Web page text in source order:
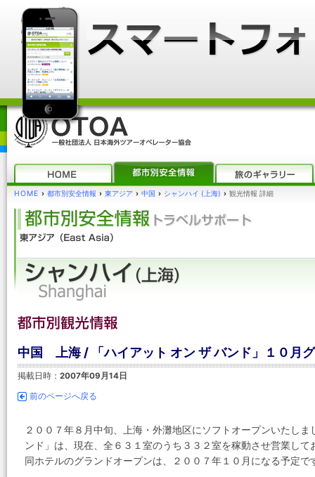
HOME › 都市別安全情報 › 東アジア › 中国 › シャンハイ (上海) › 観光情報 詳細
中国 上海 / 「ハイアット オン ザ バンド」１０月
掲載日時： 2007年09月14日
前のページへ戻る
２００７年８月中旬、上海・外灘地区にソフトオープンいたし
ンド」は、現在、全６３１室のうち３３２室を稼動させ営業して
同ホテルのグランドオープンは、２００７年１０月になる予定で